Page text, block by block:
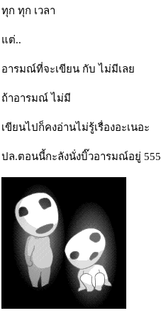
ทุก ทุก เวลา
ต่..
อารมณ์ที่จะเขียน กับ ไม่มีเล
ถ้าอารมณ์ ไม่มี
เขียนไปก็คงอ่านไม่รู้เรื่องอะเนอะ
ปล.ตอนนี้กะลังนั่งบิ๊วอารมณ์อยู่